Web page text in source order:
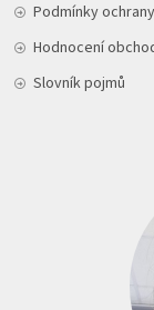
Podmínky
Hodnocení
Slovník pojmů